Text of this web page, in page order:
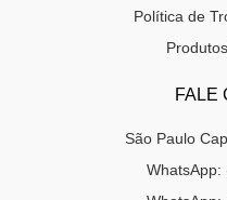
Política de
FALE
São Paulo
WhatsApp: